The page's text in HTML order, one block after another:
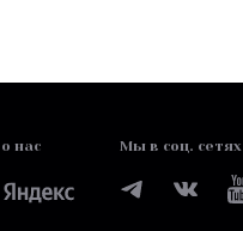
нас Мы в соц. сетях